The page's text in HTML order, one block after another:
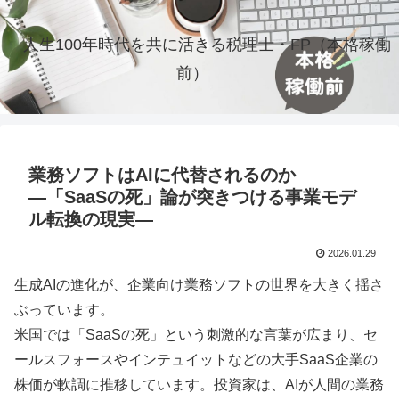
人生100年時代を共に活きる税理士・FP（本格稼働
前）
業務ソフトはAIに代替されるのか
―「SaaSの死」論が突きつける事業モデ
ル転換の現実―
2026.01.29
生成AIの進化が、企業向け業務ソフトの世界を大きく揺さ
ぶっています。
米国では「SaaSの死」という刺激的な言葉が広まり、セ
ールスフォースやインテュイットなどの大手SaaS企業の
株価が軟調に推移しています。投資家は、AIが人間の業務